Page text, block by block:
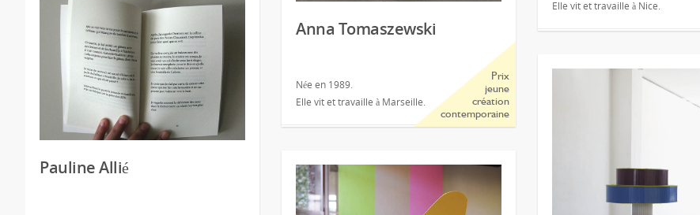
Elle vit et travaille à Nice.
Anna Tomaszewski
Née en 1989.
Elle vit et travaille à Marseille.
Prix
jeune
création
contemporaine
Pauline Allié